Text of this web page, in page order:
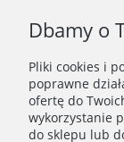
WAŻNE
POLECANE
Dbamy o
Pliki cookies i
poprawne
ofertę do
wykorzystanie
do sklepu lub